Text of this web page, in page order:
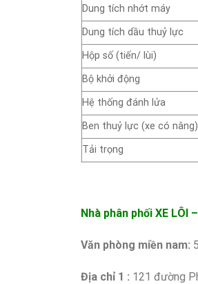
Dung tích nhớt máy
Dung tích dầu thuỷ lực
Hộp số (tiến/ lùi)
Bộ khởi động
Hệ thống đánh lửa
Ben thuỷ lực (xe có nâng)
Tải trọng
Nhà phân phối XE LÔI
Văn phòng miền nam:
Địa chỉ 1 : 121 đường